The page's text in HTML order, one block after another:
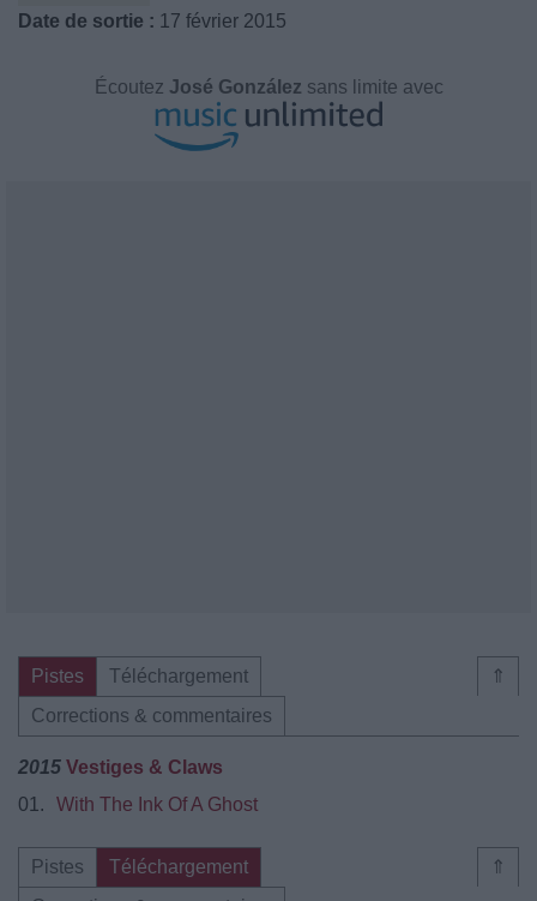
Date de sortie : 17 février 2015
Écoutez José González sans limite avec
⇑
Pistes
Téléchargement
Corrections & commentaires
2015 Vestiges & Claws
01.
With The Ink Of A Ghost
⇑
Pistes
Téléchargement